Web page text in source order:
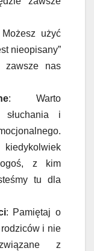
użyć
nieopisany”
zawsze nas
: Warto
słuchania i
z kim
tu dla
: Pamiętaj o
i nie
z